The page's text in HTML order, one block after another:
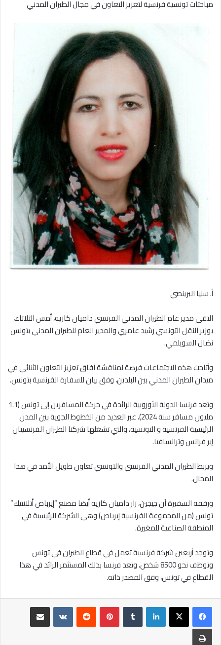
مباحثات تونسية فرنسية لتعزيز التعاون في مجال الطيران المدني
أ. سنيا البرينصي
التقى مدير عام الطيران المدني الفرنسي داميان كازيه، أمس الثلاثاء،
بوزير النقل التونسي رشيد عامري والمدير العام للطيران المدني بتونس
نضال السويلمي.
وأتاحت هذه الاجتماعات فرصة لمناقشة آفاق تعزيز التعاون الثنائي في
ميدان الطيران المدني بين البلدين، وفق بيان للسفارة الفرنسية بتونس.
وتعد فرنسا الدولة الأوروبية الرائدة في حركة المسافرين إلى تونس (1.1
مليون مسافر سنة 2024)، عبر العديد من الخطوط الجوية بين المدن
الرئيسية الفرنسية و التونسية، والتي تشغلها شركتا الطيران الفرنسيتان
إير فرانس وترانسافيا.
ويربط الطيران المدني الفرنسي والتونسي تعاون طويل الأمد في هذا
المجال.
ورفقة السفيرة آن جيجين، زار داميان كازيه أيضا مصنع “إيرباص أتلانتيك”
تونس (من المجموعة الفرنسية إيرباص) وهي الشركة الرئيسية في
المنطقة الصناعية للمغيرة.
وتوجد أربعين شركة فرنسية تعمل في قطاع الطيران في تونس
وتوظف نحو 8500 شخص، وتعد فرنسا بذلك المستثمر الرائد في هذا
القطاع في تونس، وفق المصدر ذاته.
لينكدإن بينتيريست
مشاركة عبر البريد
طباعة